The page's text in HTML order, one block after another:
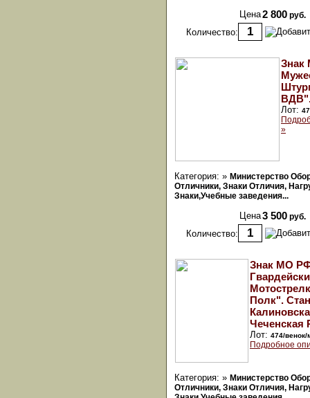
Цена2 800 руб.
Количество:
Лот:
»
Категория: » Министерство
Отличники, Знаки Отличия,
Знаки,Учебные заведения...
Цена3 500 руб.
Количество:
Знак МО
Полк".
Чеченская
Лот: 474/
Подробное
Категория: » Министерство
Отличники, Знаки Отличия,